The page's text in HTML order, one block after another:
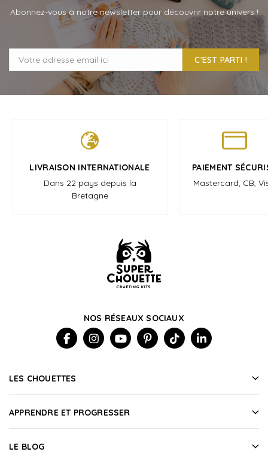
Abonnez-vous à notre newsletter pour découvrir notre univers !
C'EST PARTI !
LIVRAISON INTERNATIONALE
Dans 22 pays depuis la
Bretagne
PAIEMENT
Mastercard, CB,
NOS RÉSEAUX SOCIAUX
LES CHOUETTES
APPRENDRE ET PROGRESSER
LE BLOG